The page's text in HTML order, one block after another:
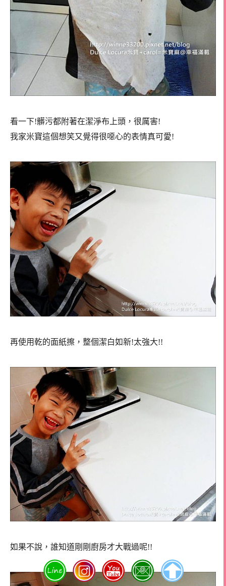
看一下!髒污都附著在潔淨布上頭，很厲害!
我家米寶這個想笑又覺得很噁心的表情真可愛!
再使用乾的面紙擦，整個潔白如新!太強大!!
如果不說，誰知道剛剛廚房才大戰過呢!!